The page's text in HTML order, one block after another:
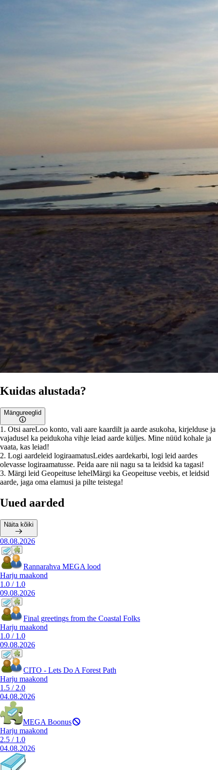
Kuidas alustada?
Mängureeglid
1 . Otsi aareLoo konto, vali aare kaardilt ja aarde asukoha, kirjelduse ja
vajadusel ka peidukoha vihje leiad aarde küljes. Mine nüüd kohale ja
vaata, kas leiad!
2. Logi aardeleid logiraamatusLeides aardekarbi, logi leid aardes
olevasse logiraamatusse. Peida aare nii nagu sa ta leidsid ka tagasi!
3. Märgi leid Geopeituse lehelMärgi ka Geopeituse veebis, et leidsid
aarde, jaga oma elamusi ja pilte teistega!
Uued aarded
Näita kõiki
08.08.2026
Rannarahva MEGA lood
Harju maakond
1.0 / 1.0
09.08.2026
Final greetings from the Coastal Folks
Harju maakond
1.0 / 1.0
09.08.2026
CITO - Lets Do A Forest Path
Harju maakond
1.5 / 2.0
04.08.2026
MEGA Boonus
Harju maakond
2.5 / 1.0
04.08.2026